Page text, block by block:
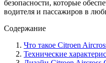
безопасности, которые
водителя и пассажиров в
Содержание
Что такое Citroen
Технические